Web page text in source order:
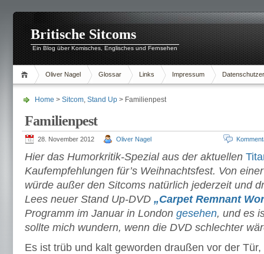
Britische Sitcoms
Ein Blog über Komisches, Englisches und Fernsehen
Oliver Nagel Glossar Links Impressum
Home > Sitcom, Stand Up > Familienpest
Familienpest
28. November 2012 Oliver Nagel
Hier das Humorkritik-Spezial aus der aktuellen
Kaufempfehlungen für’s Weihnachtsfest. Von
würde außer den Sitcoms natürlich jederzeit und
Lees neuer Stand Up-DVD „Carpet Remnant
Programm im Januar in London gesehen, und es
sollte mich wundern, wenn die DVD schlechter
Es ist trüb und kalt geworden draußen vor der